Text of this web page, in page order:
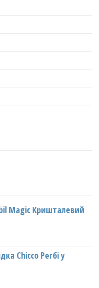
Magic Кришталевий
Chicco Регбі у